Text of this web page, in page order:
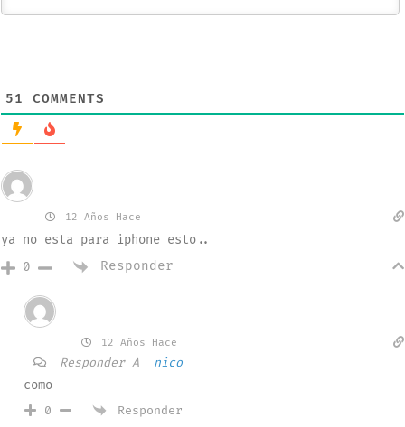
51 COMMENTS
12 Años Hace
ya no esta para iphone esto..
0
Responder
12 Años Hace
Responder A nico
como
0 Responder